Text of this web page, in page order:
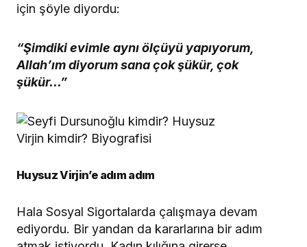
için şöyle diyordu:
“Şimdiki evimle aynı ölçüyü yapıyorum,
Allah’ım diyorum sana çok şükür, çok
şükür…”
Huysuz Virjin’e adım adım
Hala Sosyal Sigortalarda çalışmaya devam
ediyordu. Bir yandan da kararlarına bir adım